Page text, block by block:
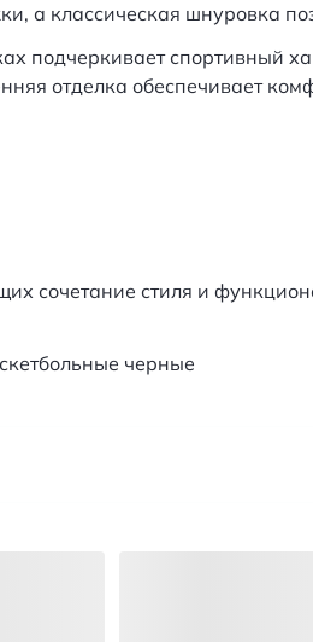
классическая шнуровка
подчеркивает спортивный
отделка обеспечивает
сочетание стиля и
черные